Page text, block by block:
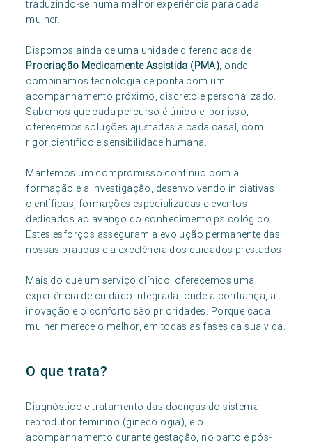
traduzindo-se numa melhor experiência para cada
mulher.
Dispomos ainda de uma unidade diferenciada de
Procriação Medicamente Assistida (PMA), onde
combinamos tecnologia de ponta com um
acompanhamento próximo, discreto e personalizado.
Sabemos que cada percurso é único e, por isso,
oferecemos soluções ajustadas a cada casal, com
rigor científico e sensibilidade humana.
Mantemos um compromisso contínuo com a
formação e a investigação, desenvolvendo iniciativas
científicas, formações especializadas e eventos
dedicados ao avanço do conhecimento psicológico.
Estes esforços asseguram a evolução permanente das
nossas práticas e a excelência dos cuidados prestados.
Mais do que um serviço clínico, oferecemos uma
experiência de cuidado integrada, onde a confiança, a
inovação e o conforto são prioridades. Porque cada
mulher merece o melhor, em todas as fases da sua vida.
O que trata?
Diagnóstico e tratamento das doenças do sistema
reprodutor feminino (ginecologia), e o
acompanhamento durante gestação, no parto e pós-